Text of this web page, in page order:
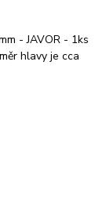
- JAVOR - 1ks
hlavy je cca